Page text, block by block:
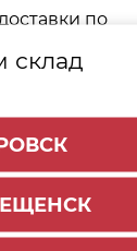
склад
по
при